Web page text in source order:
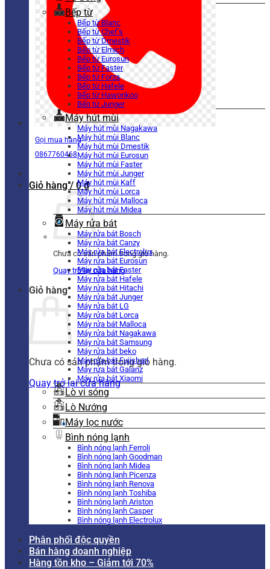
Gọi mua hàng
0867760468
Giỏ hàng / 0₫
Chưa có sản phẩm trong giỏ hàng.
Quay trở lại cửa hàng
Giỏ hàng
Chưa có sản phẩm trong giỏ hàng.
Quay trở lại cửa hàng
Bếp từ
Bếp từ Blanc
Bếp từ Chef’s
Bếp từ Dmestik
Bếp từ Elmich
Bếp từ Eurosun
Bếp từ Faster
Bếp từ Forza
Bếp từ Hafele
Bếp từ Hawonkoo
Bếp từ Junger
Máy hút mùi
Máy hút mùi Nagakawa
Máy hút mùi Blanc
Máy hút mùi Dmestik
Máy hút mùi Eurosun
Máy hút mùi Faster
Máy hút mùi Junger
Máy hút mùi Kaff
Máy hút mùi Lorca
Máy hút mùi Malloca
Máy hút mùi Midea
Máy rửa bát
Máy rửa bát Bosch
Máy rửa bát Canzy
Máy rửa bát Electrolux
Máy rửa bát Eurosun
Máy rửa bát Faster
Máy rửa bát Hafele
Máy rửa bát Hitachi
Máy rửa bát Junger
Máy rửa bát LG
Máy rửa bát Lorca
Máy rửa bát Malloca
Máy rửa bát Nagakawa
Máy rửa bát Samsung
Máy rửa bát beko
Máy rửa bát Fujishan
Máy rửa bát Galanz
Máy rửa bát Xiaomi
Lò vi sóng
Lò Nướng
Máy lọc nước
Bình nóng lạnh
Bình nóng lạnh Ferroli
Bình nóng lạnh Goodman
Bình nóng lạnh Midea
Bình nóng lạnh Picenza
Bình nóng lạnh Renova
Bình nóng lạnh Toshiba
Bình nóng lạnh Ariston
Bình nóng lạnh Casper
Bình nóng lạnh Electrolux
Phân phối độc quyền
Bán hàng doanh nghiệp
Hàng tồn kho – Giảm tới 70%